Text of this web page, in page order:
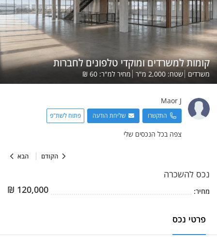
הקודם הבא
קומות למשרדים ומוקדי טלפונים לחברות
משרדים שטח: 2,000 מ"ר מחיר למ"ר: 60
₪
Maor J
התקשרו שליחת הודעה פתוח לשת"פ
צפה בכל הנכסים שלי
נכס להשכרה
מחיר: 120,000
₪
פרטי נכס